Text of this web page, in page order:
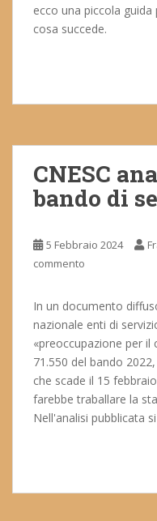
ecco una piccola
cosa succede.
CNESC
bando di
5 Febbraio 2024
commento
In un documento
nazionale enti di
«preoccupazione per il
71.550 del bando
che scade il 15
farebbe traballare la
Nell'analisi pubblicata